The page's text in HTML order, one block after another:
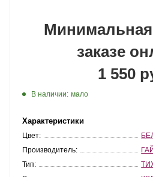
заказе
1 550
В наличии: мало
Характеристики
Цвет:
Производитель:
Тип: